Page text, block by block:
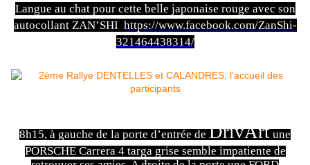
Langue au chat pour cette belle japonaise rouge avec son
autocollant ZAN’SHI https://www.facebook.com/ZanShi-
321464438314/
8h15, à gauche de la porte d’entrée de DrivArt une
PORSCHE Carrera 4 targa grise semble impatiente de